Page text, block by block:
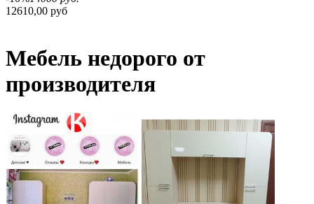
12610,00 руб
Мебель недорого от
производителя